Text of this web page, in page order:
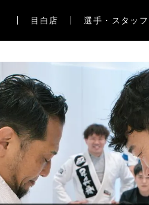
目白店 選手・スタッフ